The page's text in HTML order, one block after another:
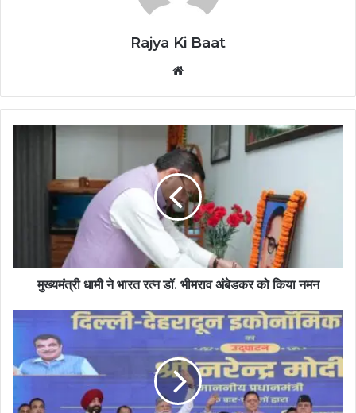
Rajya Ki Baat
मुख्यमंत्री धामी ने भारत रत्न डॉ. भीमराव अंबेडकर को किया नमन